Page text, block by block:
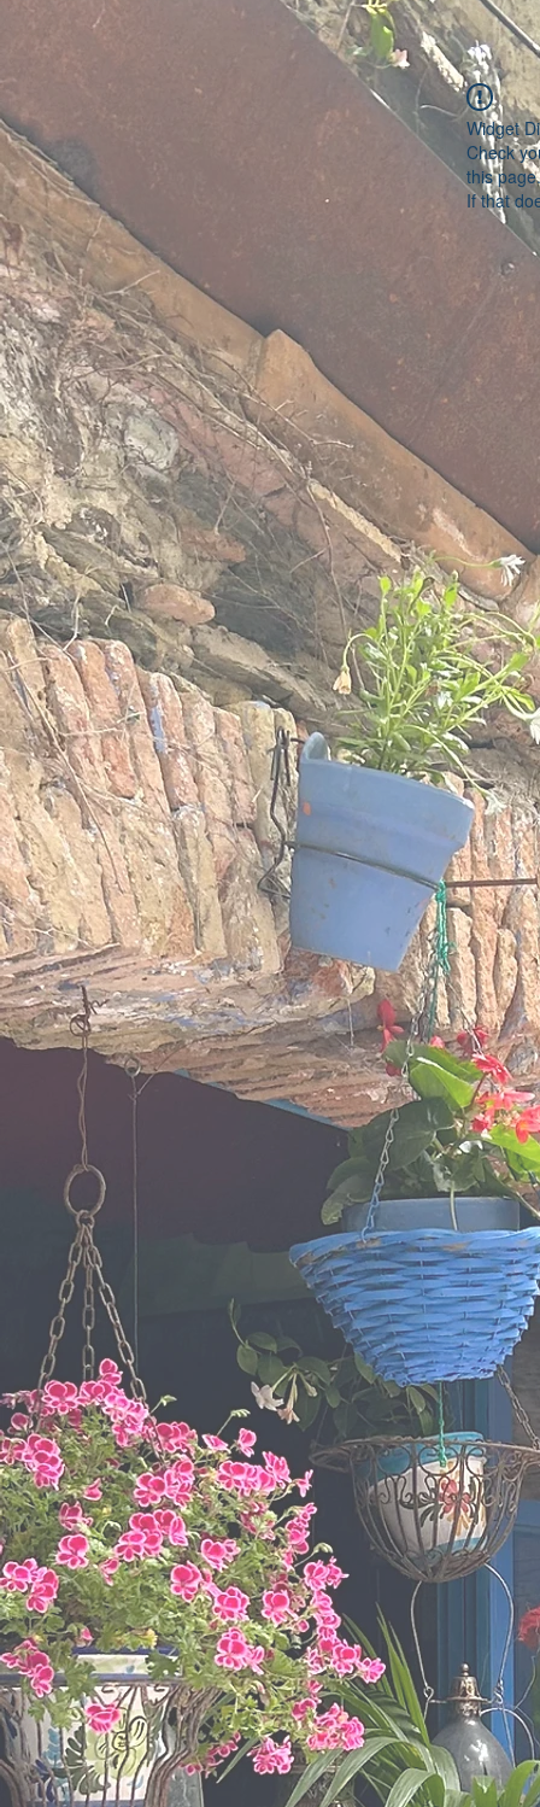
Widget
Check
this page.
If that